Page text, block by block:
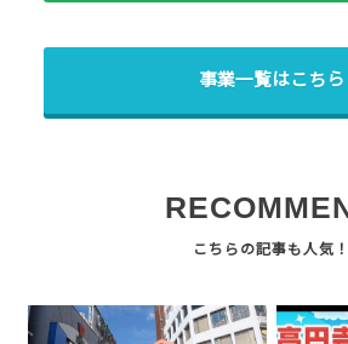
事業一覧はこちら